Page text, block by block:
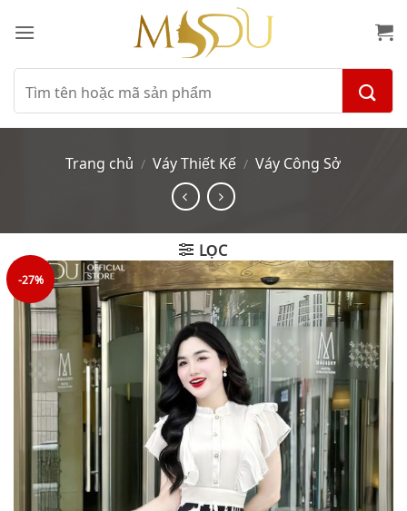
qua
dungTìm
kiếm:
Trang chủ / Váy Thiết Kế / Váy Công Sở
LỌC
-27%